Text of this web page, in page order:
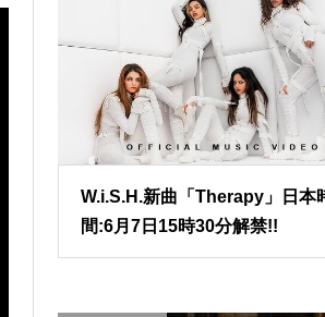
W.i.S.H.新曲「Therapy」日本
間:6月7日15時30分解禁!!